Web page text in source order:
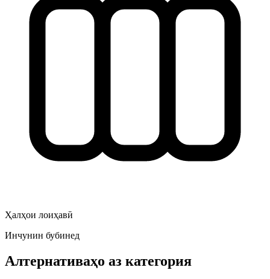
Ҳалҳои лоиҳавӣ
Инчунин бубинед
Алтернативаҳо аз категория